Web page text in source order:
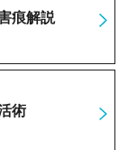
痕解説
術